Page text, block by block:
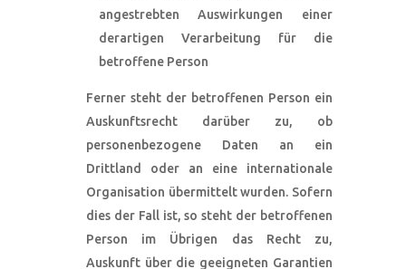
angestrebten Auswirkungen einer
derartigen Verarbeitung für die
betroffene Person
Ferner steht der betroffenen Person ein
Auskunftsrecht darüber zu, ob
personenbezogene Daten an ein
Drittland oder an eine internationale
Organisation übermittelt wurden. Sofern
dies der Fall ist, so steht der betroffenen
Person im Übrigen das Recht zu,
Auskunft über die geeigneten Garantien